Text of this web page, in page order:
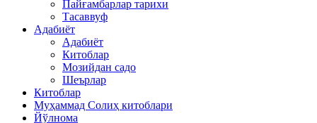
Пайғамбарлар тарихи
Тасаввуф
Адабиёт
Адабиёт
Китоблар
Мозийдан садо
Шеърлар
Китоблар
Муҳаммад Солиҳ китоблари
Йўлнома